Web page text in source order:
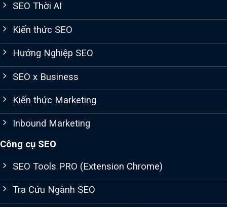
SEO Thời AI
Kiến thức SEO
Hướng Nghiệp SEO
SEO x Business
Kiến thức Marketing
Inbound Marketing
Công cụ SEO
SEO Tools PRO (Extension Chrome)
Tra Cứu Ngành SEO